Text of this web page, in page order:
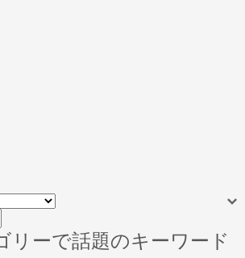
リーで話題のキーワード